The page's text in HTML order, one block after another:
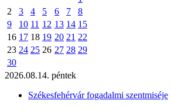
2
3 4 5 6 7
8
9
10 11 12 13 14 15
16 17 18 19 20 21 22
23 24 25 26 27 28 29
30
2026.08.14. péntek
Székesfehérvár fogadalmi szentmiséje